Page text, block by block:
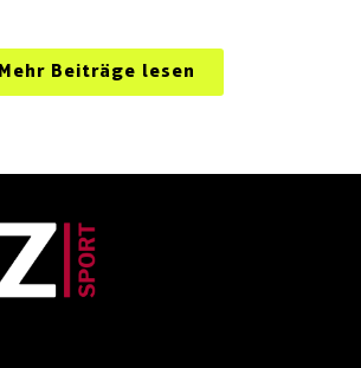
Mehr Beiträge lesen